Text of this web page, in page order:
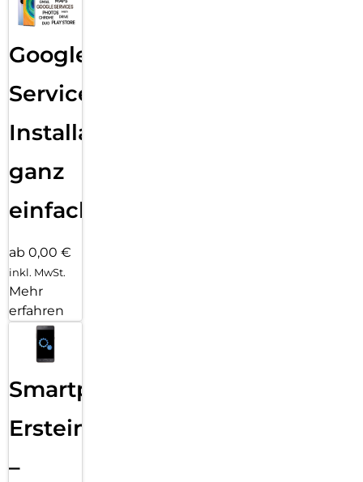
Google
Services
Installation
ganz
einfach
ab 0,00 €
inkl. MwSt.
Mehr
erfahren
Smartphone
Ersteinrichtung
–